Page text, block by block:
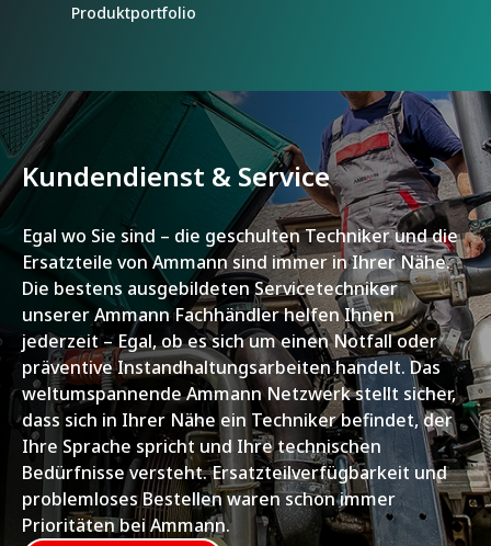
Produktportfolio
Kundendienst & Service
Egal wo Sie sind – die geschulten Techniker und die
Ersatzteile von Ammann sind immer in Ihrer Nähe.
Die bestens ausgebildeten Servicetechniker
unserer Ammann Fachhändler helfen Ihnen
jederzeit – Egal, ob es sich um einen Notfall oder
präventive Instandhaltungsarbeiten handelt. Das
weltumspannende Ammann Netzwerk stellt sicher,
dass sich in Ihrer Nähe ein Techniker befindet, der
Ihre Sprache spricht und Ihre technischen
Bedürfnisse versteht. Ersatzteilverfügbarkeit und
problemloses Bestellen waren schon immer
Prioritäten bei Ammann.